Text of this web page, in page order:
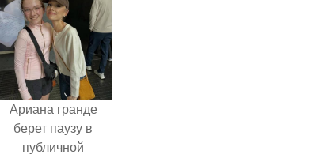
Ариана гранде
берет паузу в
публичной